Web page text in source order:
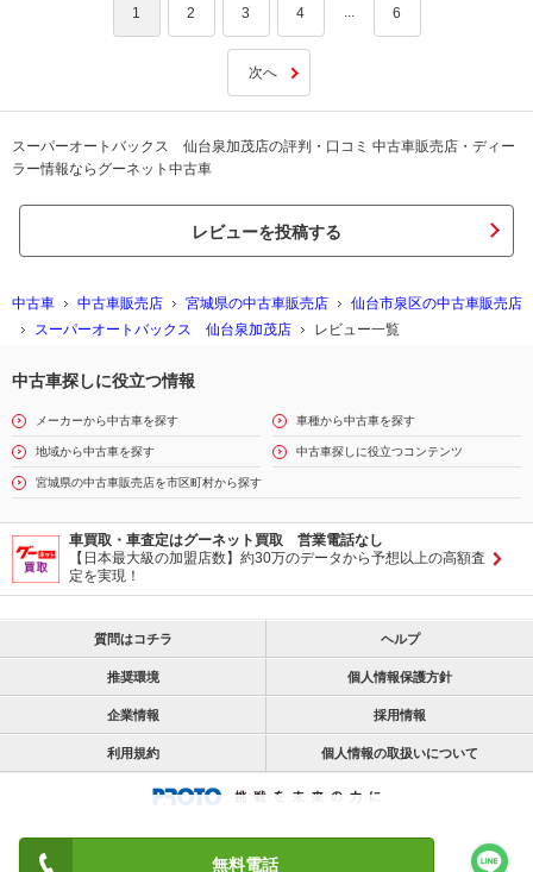
無料電話
1 2 3 4 ... 6
次へ
スーパーオートバックス 仙台泉加茂店の評判・口コミ 中古車販売店・ディー
ラー情報ならグーネット中古車
レビューを投稿する
中古車 中古車販売店 宮城県の中古車販売店
仙台市泉区の中古車販売店
スーパーオートバックス 仙台泉加茂店
レビュー一覧
中古車探しに役立つ情報
メーカーから中古車を探す 車種から中古車を探す
地域から中古車を探す 中古車探しに役立つコンテンツ
宮城県の中古車販売店を市区町村から探す
車買取・車査定はグーネット買取 営業電話なし
【日本最大級の加盟店数】約30万のデータから予想以上の高額査
定を実現！
質問はコチラ ヘルプ
推奨環境 個人情報保護方針
企業情報 採用情報
利用規約 個人情報の取扱いについて